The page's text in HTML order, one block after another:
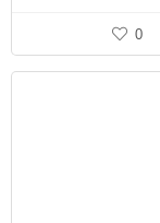
0